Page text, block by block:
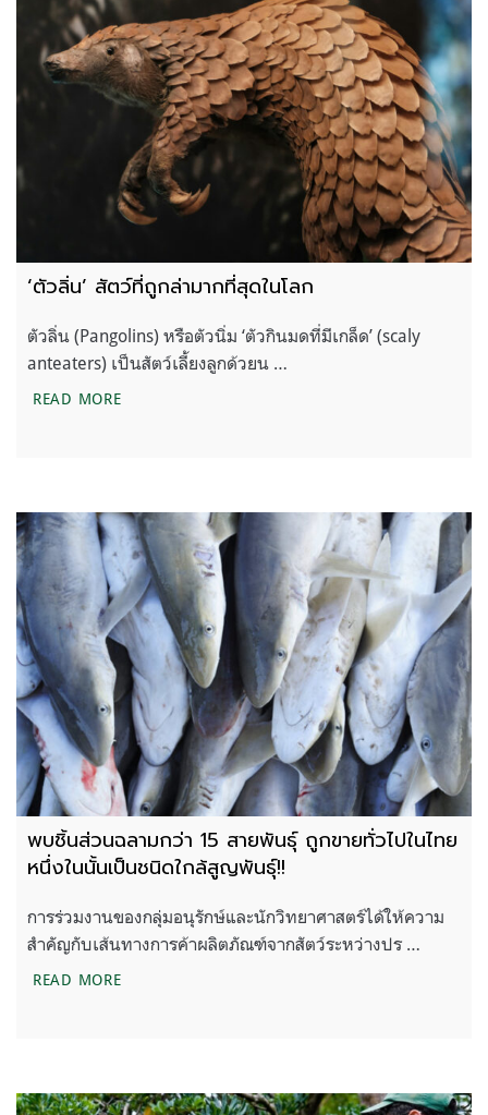
‘ตัวลิ่น’ สัตว์ที่ถูกล่ามากที่สุดในโลก
ตัวลิ่น (Pangolins) หรือตัวนิ่ม ‘ตัวกินมดที่มีเกล็ด’ (scaly
anteaters) เป็นสัตว์เลี้ยงลูกด้วยน …
READ MORE‘ตัวลิ่น’ สัตว์ที่ถูกล่ามากที่สุดในโลก
พบชิ้นส่วนฉลามกว่า 15 สายพันธุ์ ถูกขายทั่วไปในไทย
หนึ่งในนั้นเป็นชนิดใกล้สูญพันธุ์!!
การร่วมงานของกลุ่มอนุรักษ์และนักวิทยาศาสตร์ได้ให้ความ
สำคัญกับเส้นทางการค้าผลิตภัณฑ์จากสัตว์ระหว่างปร …
READ MOREพบชิ้นส่วนฉลามกว่า 15 สายพันธุ์ ถูกขายทั่วไปในไท